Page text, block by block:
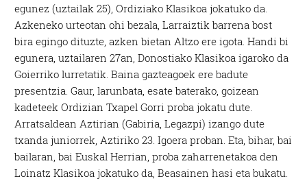
egunez (uztailak 25), Ordiziako Klasikoa jokatuko da.
Azkeneko urteotan ohi bezala, Larraiztik barrena bost
bira egingo dituzte, azken bietan Altzo ere igota. Handi bi
egunera, uztailaren 27an, Donostiako Klasikoa igaroko da
Goierriko lurretatik. Baina gazteagoek ere badute
presentzia. Gaur, larunbata, esate baterako, goizean
kadeteek Ordizian Txapel Gorri proba jokatu dute.
Arratsaldean Aztirian (Gabiria, Legazpi) izango dute
txanda juniorrek, Aztiriko 23. Igoera proban. Eta, bihar, bai
bailaran, bai Euskal Herrian, proba zaharrenetakoa den
Loinatz Klasikoa jokatuko da, Beasainen hasi eta bukatu.